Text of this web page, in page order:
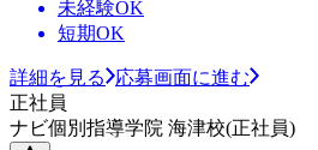
未経験OK
短期OK
詳細を見る
応募画面に進む
正社員
ナビ個別指導学院 海津校(正社員)